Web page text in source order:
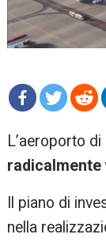
L’aeroporto
radicalmente
Il piano di
nella